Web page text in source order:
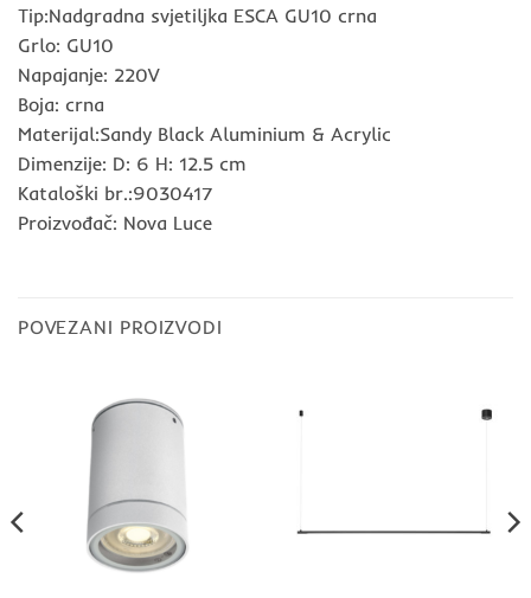
Tip:Nadgradna svjetiljka ESCA GU10 crna
Grlo: GU10
Napajanje: 220V
Boja: crna
Materijal:Sandy Black Aluminium & Acrylic
Dimenzije: D: 6 H: 12.5 cm
Kataloški br.:9030417
Proizvođač: Nova Luce
POVEZANI PROIZVODI